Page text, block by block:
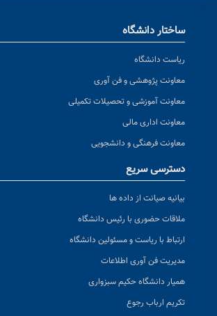
ساختار دانشگاه
ریاست دانشگاه
معاونت پژوهشی و فن آوری
معاونت آموزشی و تحصیلات تکمیلی
معاونت اداری مالی
معاونت فرهنگی و دانشجویی
دسترسی سریع
بیانیه صیانت از داده ها
ملاقات حضوری با رئیس دانشگاه
ارتباط با ریاست و مسئولین دانشگاه
مدیریت فن آوری اطلاعات
همیار دانشگاه حکیم سبزواری
تکریم ارباب رجوع